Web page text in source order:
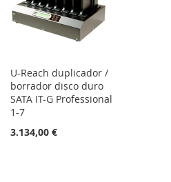
U-Reach duplicador /
borrador disco duro
SATA IT-G Professional
1-7
3.134,00 €